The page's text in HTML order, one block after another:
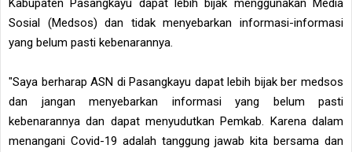
Sosial (Medsos) dan tidak menyebarkan informasi-informasi
yang belum pasti kebenarannya.
"Saya berharap ASN di Pasangkayu dapat lebih bijak ber medsos
dan jangan menyebarkan informasi yang belum pasti
kebenarannya dan dapat menyudutkan Pemkab. Karena dalam
menangani Covid-19 adalah tanggung jawab kita bersama dan